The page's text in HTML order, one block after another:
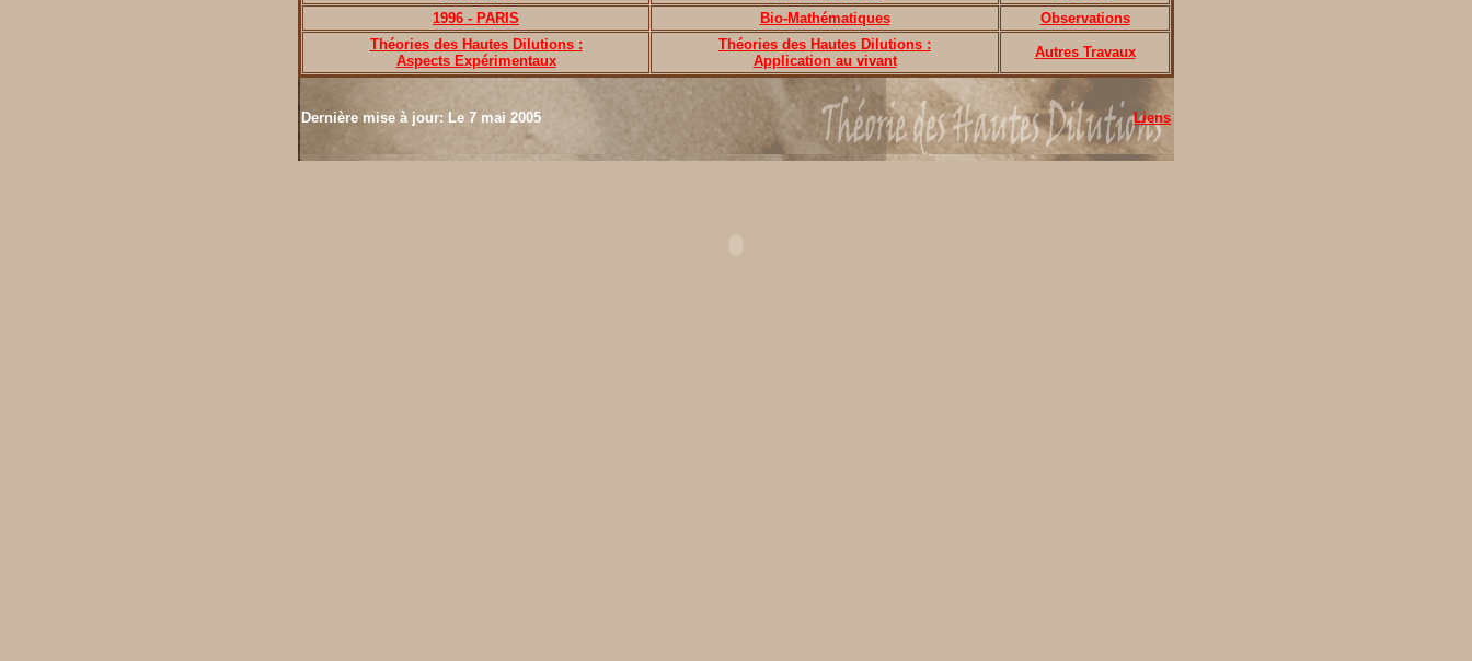
1996 - PARIS
Bio-Mathématiques
Observations
Théories des Hautes Dilutions :
Aspects Expérimentaux
Théories des Hautes Dilutions :
Application au vivant
Autres Travaux
Dernière mise à jour: Le 7 mai 2005 Liens